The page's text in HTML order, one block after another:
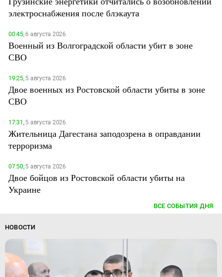
электроснабжения после блэкаута
00:45,6 августа 2026
Военный из Волгоградской области убит в зоне
СВО
19:25,5 августа 2026
Двое военных из Ростовской области убиты в зоне
СВО
17:31,5 августа 2026
Жительница Дагестана заподозрена в оправдании
терроризма
07:50,5 августа 2026
Двое бойцов из Ростовской области убиты на
Украине
ВСЕ СОБЫТИЯ ДНЯ
НОВОСТИ